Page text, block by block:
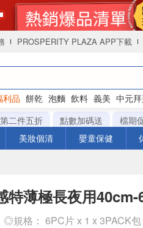
PROSPERITY PLAZA APP下載
利品 餅乾 泡麵 飲料 義美 中元
第二件五折 點數加碼送
檔期
美妝個清 嬰童保健
特薄極長夜用40cm-
◎規格： 6PC片 x 1 x 3PACK包